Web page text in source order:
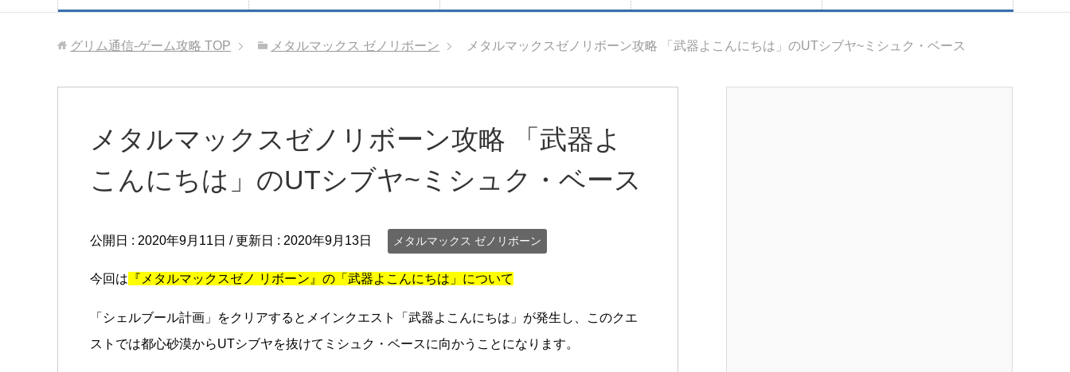
グリム通信-ゲーム攻略 TOP メタルマックス ゼノリボーン メタルマックスゼノリボーン攻略 「武器よこんにちは」のUTシブヤ~ミシュク・ベース
メタルマックスゼノリボーン攻略 「武器よ
こんにちは」のUTシブヤ~ミシュク・ベース
公開日 : 2020年9月11日 / 更新日 : 2020年9月13日 メタルマックス ゼノリボーン
今回は 『メタルマックスゼノ リボーン』の「武器よこんにちは」について
「シェルブール計画」をクリアするとメインクエスト「武器よこんにちは」が発生し、このクエ
ストでは都心砂漠からUTシブヤを抜けてミシュク・ベースに向かうことになります。